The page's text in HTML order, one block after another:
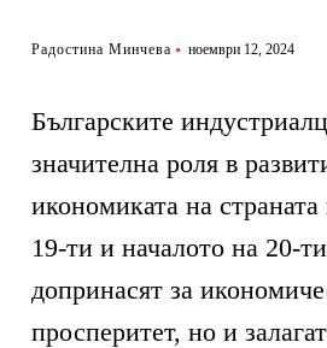
Радостина Минчева ноември 12, 2024
Българските
значителна роля в
икономиката на страната
19-ти и началото на 20-
допринасят за
просперитет, но и